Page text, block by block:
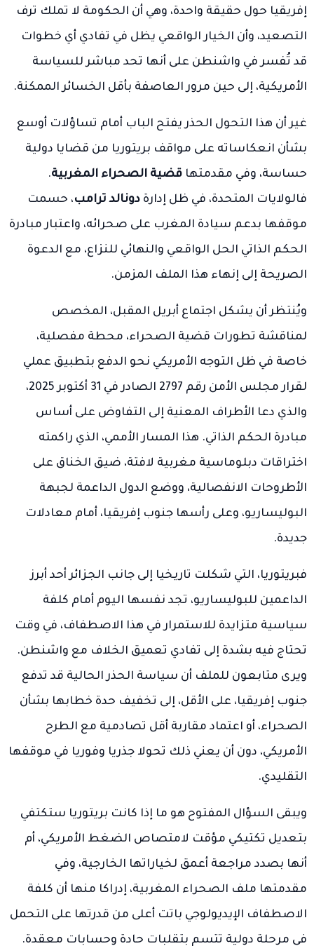
إفريقيا حول حقيقة واحدة، وهي أن الحكومة لا تملك ترف
التصعيد، وأن الخيار الواقعي يظل في تفادي أي خطوات
قد تُفسر في واشنطن على أنها تحد مباشر للسياسة
الأمريكية، إلى حين مرور العاصفة بأقل الخسائر الممكنة.
غير أن هذا التحول الحذر يفتح الباب أمام تساؤلات أوسع
بشأن انعكاساته على مواقف بريتوريا من قضايا دولية
حساسة، وفي مقدمتها قضية الصحراء المغربية.
فالولايات المتحدة، في ظل إدارة دونالد ترامب، حسمت
موقفها بدعم سيادة المغرب على صحرائه، واعتبار مبادرة
الحكم الذاتي الحل الواقعي والنهائي للنزاع، مع الدعوة
الصريحة إلى إنهاء هذا الملف المزمن.
ويُنتظر أن يشكل اجتماع أبريل المقبل، المخصص
لمناقشة تطورات قضية الصحراء، محطة مفصلية،
خاصة في ظل التوجه الأمريكي نحو الدفع بتطبيق عملي
لقرار مجلس الأمن رقم 2797 الصادر في 31 أكتوبر 2025،
والذي دعا الأطراف المعنية إلى التفاوض على أساس
مبادرة الحكم الذاتي. هذا المسار الأممي، الذي راكمته
اختراقات دبلوماسية مغربية لافتة، ضيق الخناق على
الأطروحات الانفصالية، ووضع الدول الداعمة لجبهة
البوليساريو، وعلى رأسها جنوب إفريقيا، أمام معادلات
جديدة.
فبريتوريا، التي شكلت تاريخيا إلى جانب الجزائر أحد أبرز
الداعمين للبوليساريو، تجد نفسها اليوم أمام كلفة
سياسية متزايدة للاستمرار في هذا الاصطفاف، في وقت
تحتاج فيه بشدة إلى تفادي تعميق الخلاف مع واشنطن.
ويرى متابعون للملف أن سياسة الحذر الحالية قد تدفع
جنوب إفريقيا، على الأقل، إلى تخفيف حدة خطابها بشأن
الصحراء، أو اعتماد مقاربة أقل تصادمية مع الطرح
الأمريكي، دون أن يعني ذلك تحولا جذريا وفوريا في موقفها
التقليدي.
ويبقى السؤال المفتوح هو ما إذا كانت بريتوريا ستكتفي
بتعديل تكتيكي مؤقت لامتصاص الضغط الأمريكي، أم
أنها بصدد مراجعة أعمق لخياراتها الخارجية، وفي
مقدمتها ملف الصحراء المغربية، إدراكا منها أن كلفة
الاصطفاف الإيديولوجي باتت أعلى من قدرتها على التحمل
في مرحلة دولية تتسم بتقلبات حادة وحسابات معقدة.